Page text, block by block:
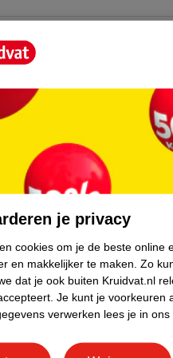
voor een bloemig hart, terwijl
blijft hangen.
Een klassieker, perfect als
je privacy
cookies om je de beste online
en makkelijker te maken. Zo
dat je ook buiten Kruidvat.nl
Je kunt je voorkeuren
verwerken lees je in ons